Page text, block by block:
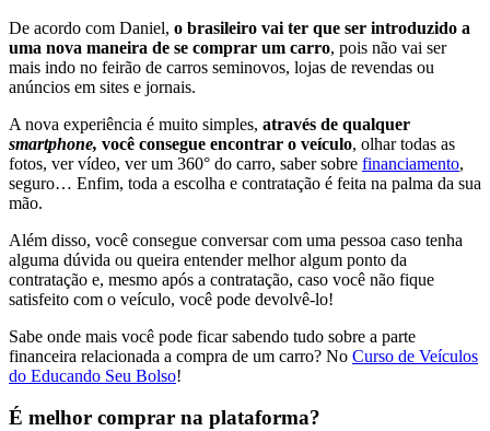
De acordo com Daniel, o brasileiro vai ter que ser introduzido a
uma nova maneira de se comprar um carro, pois não vai ser
mais indo no feirão de carros seminovos, lojas de revendas ou
anúncios em sites e jornais.
A nova experiência é muito simples, através de qualquer
smartphone, você consegue encontrar o veículo, olhar todas as
fotos, ver vídeo, ver um 360° do carro, saber sobre financiamento,
seguro… Enfim, toda a escolha e contratação é feita na palma da sua
mão.
Além disso, você consegue conversar com uma pessoa caso tenha
alguma dúvida ou queira entender melhor algum ponto da
contratação e, mesmo após a contratação, caso você não fique
satisfeito com o veículo, você pode devolvê-lo!
Sabe onde mais você pode ficar sabendo tudo sobre a parte
financeira relacionada a compra de um carro? No Curso de Veículos
do Educando Seu Bolso!
É melhor comprar na plataforma?